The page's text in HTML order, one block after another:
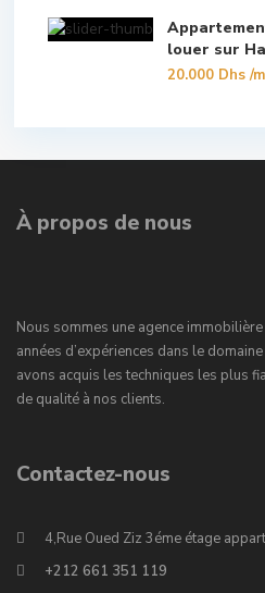
louer sur
20.000 Dhs/
À propos de nous
Nous sommes une agence
années d’expériences dans le
avons acquis les techniques les plus
de qualité à nos clients.
Contactez-nous
4,Rue Oued Ziz 3éme étage
+212 661 351 119